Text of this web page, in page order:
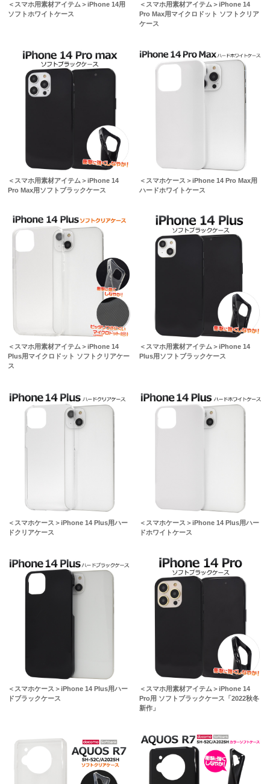
＜スマホ用素材アイテム＞iPhone 14用
ソフトホワイトケース
＜スマホ用素材アイテム＞iPhone 14
Pro Max用マイクロドット ソフトクリア
ケース
＜スマホ用素材アイテム＞iPhone 14
Pro Max用ソフトブラックケース
＜スマホケース＞iPhone 14 Pro Max用
ハードホワイトケース
＜スマホ用素材アイテム＞iPhone 14
Plus用マイクロドット ソフトクリアケー
ス
＜スマホ用素材アイテム＞iPhone 14
Plus用ソフトブラックケース
＜スマホケース＞iPhone 14 Plus用ハー
ドクリアケース
＜スマホケース＞iPhone 14 Plus用ハー
ドホワイトケース
＜スマホケース＞iPhone 14 Plus用ハー
ドブラックケース
＜スマホ用素材アイテム＞iPhone 14
Pro用 ソフトブラックケース「2022秋冬
新作」